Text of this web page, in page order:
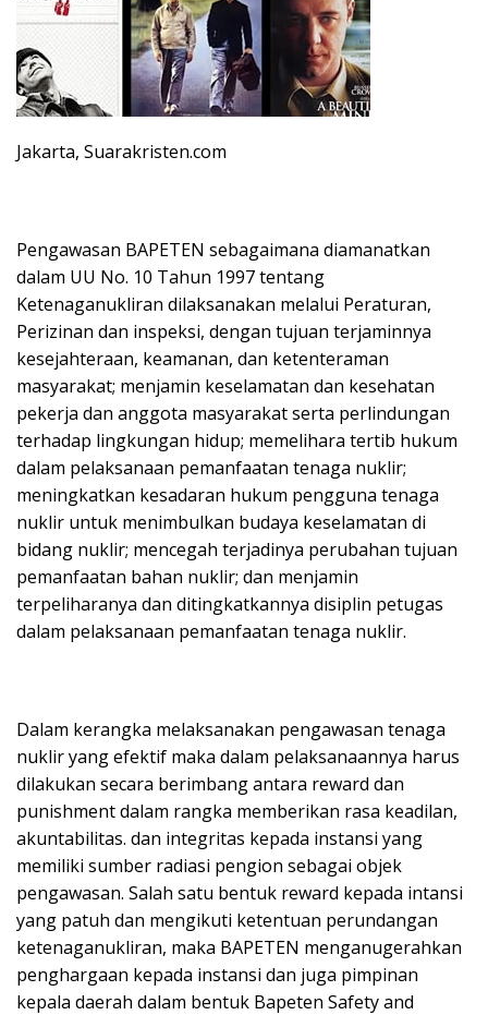
Jakarta, Suarakristen.com
Pengawasan BAPETEN sebagaimana diamanatkan
dalam UU No. 10 Tahun 1997 tentang
Ketenaganukliran dilaksanakan melalui Peraturan,
Perizinan dan inspeksi, dengan tujuan terjaminnya
kesejahteraan, keamanan, dan ketenteraman
masyarakat; menjamin keselamatan dan kesehatan
pekerja dan anggota masyarakat serta perlindungan
terhadap lingkungan hidup; memelihara tertib hukum
dalam pelaksanaan pemanfaatan tenaga nuklir;
meningkatkan kesadaran hukum pengguna tenaga
nuklir untuk menimbulkan budaya keselamatan di
bidang nuklir; mencegah terjadinya perubahan tujuan
pemanfaatan bahan nuklir; dan menjamin
terpeliharanya dan ditingkatkannya disiplin petugas
dalam pelaksanaan pemanfaatan tenaga nuklir.
Dalam kerangka melaksanakan pengawasan tenaga
nuklir yang efektif maka dalam pelaksanaannya harus
dilakukan secara berimbang antara reward dan
punishment dalam rangka memberikan rasa keadilan,
akuntabilitas. dan integritas kepada instansi yang
memiliki sumber radiasi pengion sebagai objek
pengawasan. Salah satu bentuk reward kepada intansi
yang patuh dan mengikuti ketentuan perundangan
ketenaganukliran, maka BAPETEN menganugerahkan
penghargaan kepada instansi dan juga pimpinan
kepala daerah dalam bentuk Bapeten Safety and